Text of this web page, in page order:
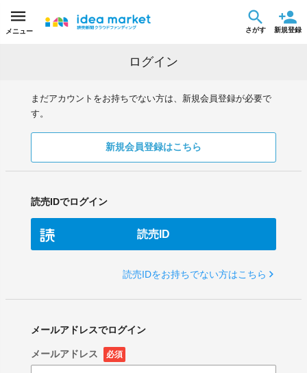
メニュー さがす 新規登録
ログイン
まだアカウントをお持ちでない方は、新規会員登録が必要で
す。
新規会員登録はこちら
読売IDでログイン
読売ID
読売IDをお持ちでない方はこちら
メールアドレスでログイン
メールアドレス 必須